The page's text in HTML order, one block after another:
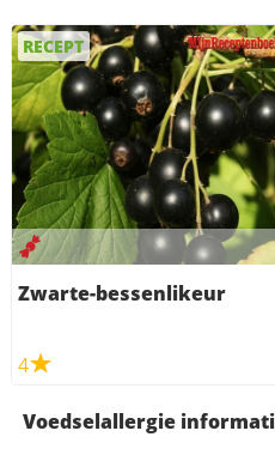
RECEPT
Zwarte-bessenlikeur
4
Voedselallergie